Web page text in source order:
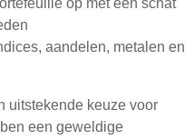
op met een schat
aandelen, metalen en
uitstekende keuze voor
een geweldige